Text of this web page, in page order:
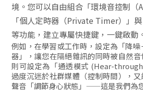
境。您可以自由組合「環境音控制
「個人定時器（Private Timer）」
等功能，建立專屬快捷鍵，一鍵啟動
例如，在學習或工作時，設定為「降
器」，讓您在隔絕雜訊的同時被自然
則可設定為「通透模式 (Hear-
過度沉迷於社群媒體（控制時間），
聲音「調節身心狀態」——這是我們為